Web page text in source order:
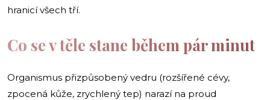
hranicí všech tří.
Co se v těle stane během pár minut
Organismus přizpůsobený vedru (rozšířené cévy,
zpocená kůže, zrychlený tep) narazí na proud